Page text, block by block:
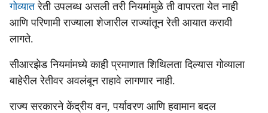
गोव्यातरेती उपलब्ध असली तरी नियमांमुळे ती वापरता येत नाही
आणि परिणामी राज्याला शेजारील राज्यांतून रेती आयात करावी
लागते.
सीआरझेड नियमांमध्ये काही प्रमाणात शिथिलता दिल्यास गोव्याला
बाहेरील रेतीवर अवलंबून राहावे लागणार नाही.
राज्य सरकारने केंद्रीय वन, पर्यावरण आणि हवामान बदल